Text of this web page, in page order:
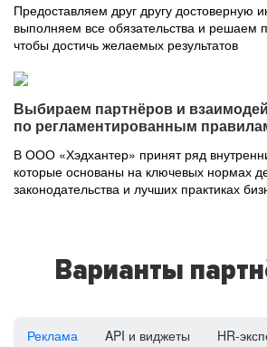
Предоставляем друг другу достоверную
выполняем все обязательства и решаем
чтобы достичь желаемых результатов
Выбираем партнёров и
по регламентированным
В ООО «Хэдхантер» принят ряд
которые основаны на ключевых нормах
законодательства и лучших практиках
Варианты
Реклама API и виджеты HR-